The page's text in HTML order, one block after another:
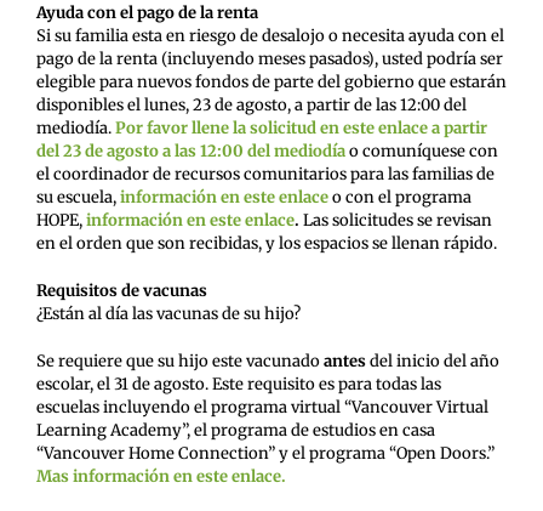
Ayuda con el pago de la renta
Si su familia esta en riesgo de desalojo o necesita ayuda con el
pago de la renta (incluyendo meses pasados), usted podría ser
elegible para nuevos fondos de parte del gobierno que estarán
disponibles el lunes, 23 de agosto, a partir de las 12:00 del
mediodía.Por favor llene la solicitud en este enlacea partir
del 23 de agosto a las 12:00 del mediodíao comuníquese con
el coordinador de recursos comunitarios para las familias de
su escuela,información en este enlaceo con el programa
HOPE,información en este enlace. Las solicitudes se revisan
en el orden que son recibidas, y los espacios se llenan rápido.
Requisitos de vacunas
¿Están al día las vacunas de su hijo?
Se requiere que su hijo este vacunadoantesdel inicio del año
escolar, el 31 de agosto. Este requisito es para todas las
escuelas incluyendo el programa virtual “Vancouver Virtual
Learning Academy”, el programa de estudios en casa
“Vancouver Home Connection” y el programa “Open Doors.”
Mas información en este enlace.